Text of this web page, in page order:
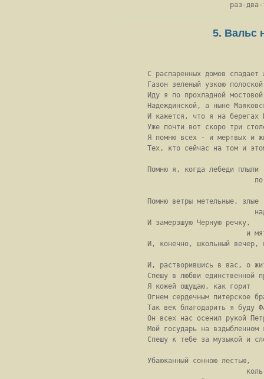
раз-
5. Вальс
С распаренных домов спадает
Газон зеленый узкою
        Иду я по прохладной мостовой
Надеждинской, а ныне
И кажется, что я на берегах
Уже почти вот скоро три
Я помню всех - и мертвых и
Тех, кто сейчас на том и
        Помню я, когда лебеди плыли
        Помню ветры метельные, злые
        И замерзшую Черную речку,
и
И, конечно, школьный вечер,
И, растворившись в вас, о
Спешу в любви единственной
        Я кожей ощущаю, как горит
Огнем сердечным питерское
Так век благодарить я буду
Он всех нас осенил рукой
Мой государь на вздыбленном
Спешу к тебе за музыкой и
        Убаюканный сонною лестью,